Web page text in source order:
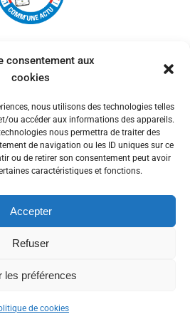
consentement aux
cookies
nous utilisons des technologies telles
ou accéder aux informations des appareils.
nous permettra de traiter des
de navigation ou les ID uniques sur ce
ou de retirer son consentement peut avoir
caractéristiques et fonctions.
Accepter
Refuser
les préférences
de cookies
Un service proposé par
Site
légales